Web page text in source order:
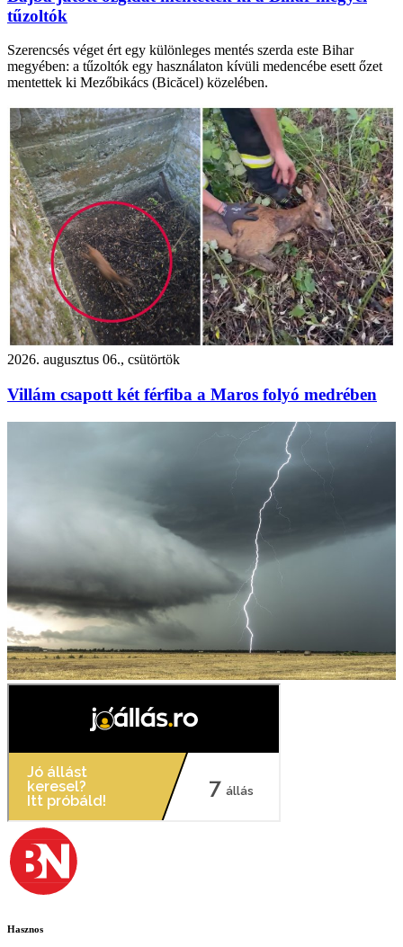
tűzoltók
Szerencsés véget ért egy különleges mentés szerda este Bihar
megyében: a tűzoltók egy használaton kívüli medencébe esett őzet
mentettek ki Mezőbikács (Bicăcel) közelében.
2026. augusztus 06., csütörtök
Villám csapott két férfiba a Maros folyó medrében
Hasznos